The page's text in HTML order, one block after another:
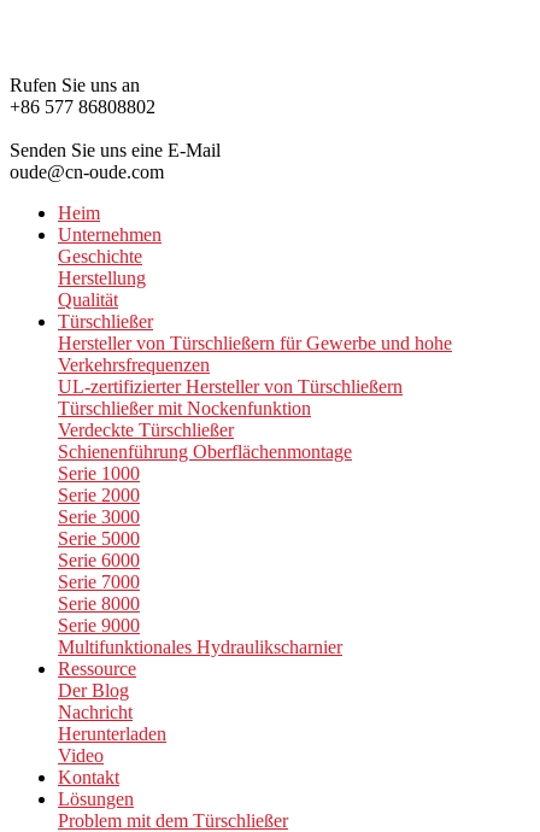
Rufen Sie uns an
+86 577 86808802
Senden Sie uns eine E-Mail
oude@cn-oude.com
Heim
Unternehmen
Geschichte
Herstellung
Qualität
Türschließer
Hersteller von Türschließern für Gewerbe und hohe
Verkehrsfrequenzen
UL-zertifizierter Hersteller von Türschließern
Türschließer mit Nockenfunktion
Verdeckte Türschließer
Schienenführung Oberflächenmontage
Serie 1000
Serie 2000
Serie 3000
Serie 5000
Serie 6000
Serie 7000
Serie 8000
Serie 9000
Multifunktionales Hydraulikscharnier
Ressource
Der Blog
Nachricht
Herunterladen
Video
Kontakt
Lösungen
Problem mit dem Türschließer